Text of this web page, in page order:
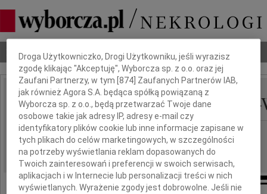
Nekrologi Odeszli Poradnik pogrzebowy
IMIĘ I NAZWISKO: Małgorzata Dąbrowska-
REGION: Wrocław
DATA EMISJI: 09.07.2010
Dbamy o Twoją prywatność
Droga Użytkowniczko, Drogi Użytkowniku, jeśli wyrazisz
zgodę klikając "Akceptuję", Wyborcza sp. z o.o. oraz jej
Zaufani Partnerzy, w tym [874 ] Zaufanych Partnerów IAB,
jak również Agora S.A. będąca spółką powiązaną z
Wyborcza sp. z o.o., będą przetwarzać Twoje dane
osobowe takie jak adresy IP, adresy e-mail czy
identyfikatory plików cookie lub inne informacje zapisane w
tych plikach do celów marketingowych, w szczególności
na potrzeby wyświetlania reklam dopasowanych do
Twoich zainteresowań i preferencji w swoich serwisach,
aplikacjach i w Internecie lub personalizacji treści w nich
wyświetlanych. Wyrażenie zgody jest dobrowolne. Jeśli nie